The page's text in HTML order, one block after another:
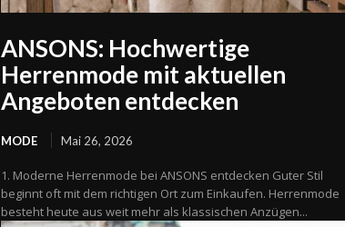
ANSONS: Hochwertige
Herrenmode mit aktuellen
Angeboten entdecken
MODE Mai 26, 2026
1. Moderne Herrenmode bei ANSONS entdecken Guter Stil
beginnt oft mit dem richtigen Ort zum Einkaufen. Herrenmode
besteht heute aus weit mehr als klassischen Anzügen...